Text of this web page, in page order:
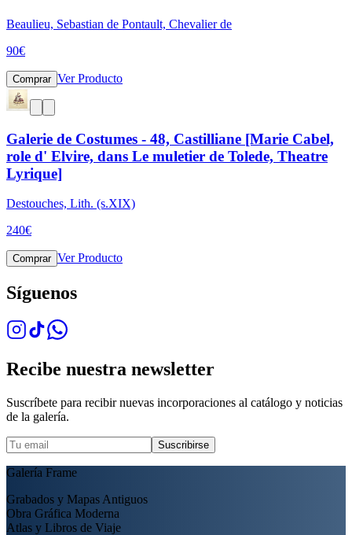
Beaulieu, Sebastian de Pontault, Chevalier de
90€
Comprar Ver Producto
Galerie de Costumes - 48, Castilliane [Marie Cabel,
role d' Elvire, dans Le muletier de Tolede, Theatre
Lyrique]
Destouches, Lith. (s.XIX)
240€
Comprar Ver Producto
Síguenos
Recibe nuestra newsletter
Suscríbete para recibir nuevas incorporaciones al catálogo y noticias
de la galería.
Suscribirse
Galería Frame
Grabados y Mapas Antiguos
Obra Gráfica Moderna
Atlas y Libros de Viaje